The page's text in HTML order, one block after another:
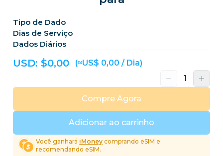
Tipo de Dado
Dias de Serviço
Dados Diários
USD: $0,00 (≈US$ 0,00 / Dia)
Adicionar ao carrinho
Compre Agora
Você ganhará iMoney comprando eSIM e
recomendando eSIM.